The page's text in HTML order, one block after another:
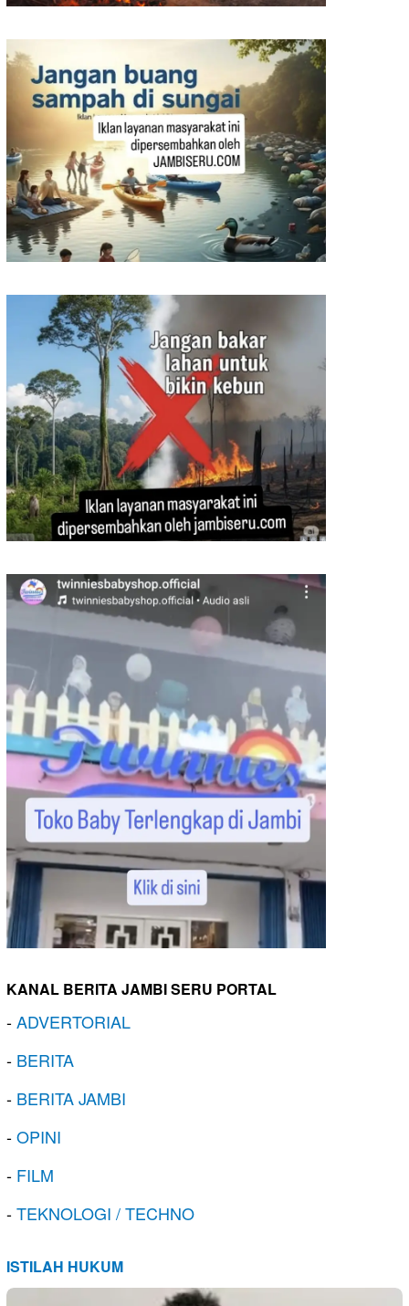
KANAL BERITA JAMBI SERU PORTAL
-ADVERTORIAL
- BERITA
- BERITA JAMBI
-OPINI
- FILM
-TEKNOLOGI / TECHNO
ISTILAH HUKUM